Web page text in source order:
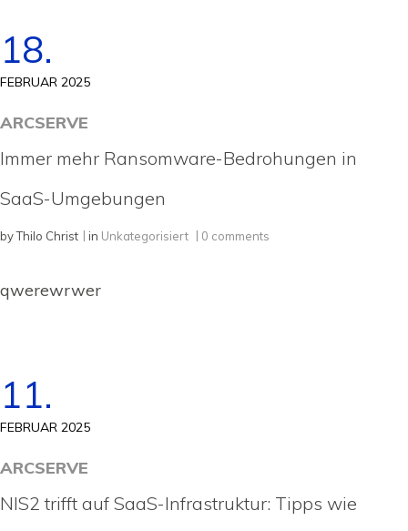
18.
FEBRUAR 2025
ARCSERVE
Immer mehr Ransomware-Bedrohungen in
SaaS-Umgebungen
byThilo Christ in Unkategorisiert 0 comments
qwerewrwer
11.
FEBRUAR 2025
ARCSERVE
NIS2 trifft auf SaaS-Infrastruktur: Tipps wie